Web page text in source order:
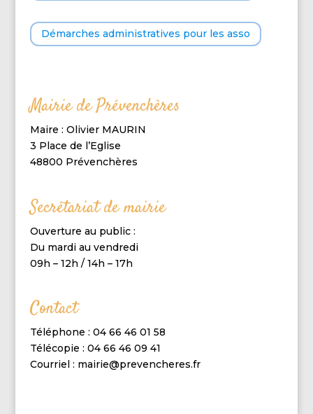
Démarches administratives pour les asso
Mairie de Prévenchères
Maire : Olivier MAURIN
3 Place de l’Eglise
48800 Prévenchères
Secrétariat de mairie
Ouverture au public :
Du mardi au vendredi
09h – 12h / 14h – 17h
Contact
Téléphone : 04 66 46 01 58
Télécopie : 04 66 46 09 41
Courriel : mairie@prevencheres.fr